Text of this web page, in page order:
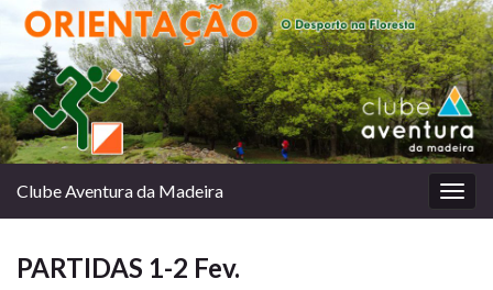
Clube Aventura da Madeira
PARTIDAS 1-2 Fev.